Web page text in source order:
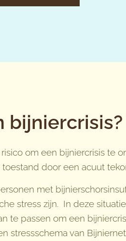
om een bijniercrisis te
door een acuut
met
stress zijn. In deze
te passen om een
stressschema van